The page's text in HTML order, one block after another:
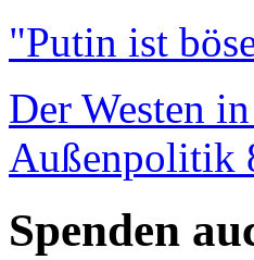
"Putin ist
Der Westen
Außenpolitik
Spenden